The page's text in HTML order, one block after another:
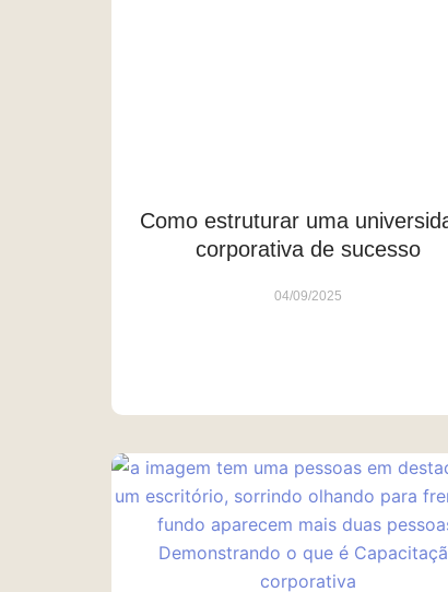
Como estruturar uma
corporativa de sucesso
04/09/2025